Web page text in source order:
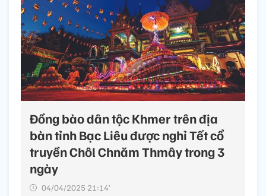
Đồng bào dân tộc Khmer trên địa
bàn tỉnh Bạc Liêu được nghỉ Tết cổ
truyền Chôl Chnăm Thmây trong 3
ngày
04/04/2025 21:14’